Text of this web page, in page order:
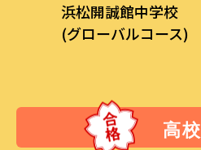
浜松開誠館中学校
(グローバルコース)
高校